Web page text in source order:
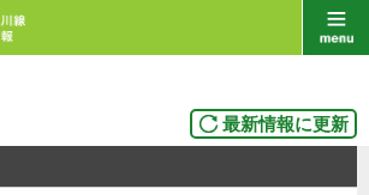
最新情報に更新